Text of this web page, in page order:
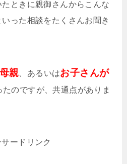
ときに親御さんからこんな
った相談をたくさんお聞き
親 、あるいはお子さんが
たのですが、共通点がありま
ードリンク